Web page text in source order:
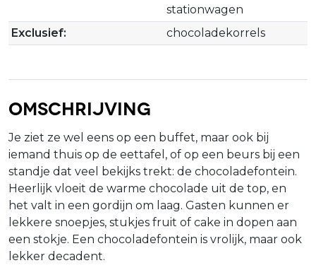
stationwagen
Exclusief:
chocoladekorrels
Omschrijving
Je ziet ze wel eens op een buffet, maar ook bij
iemand thuis op de eettafel, of op een beurs bij een
standje dat veel bekijks trekt: de chocoladefontein.
Heerlijk vloeit de warme chocolade uit de top, en
het valt in een gordijn om laag. Gasten kunnen er
lekkere snoepjes, stukjes fruit of cake in dopen aan
een stokje. Een chocoladefontein is vrolijk, maar ook
lekker decadent.